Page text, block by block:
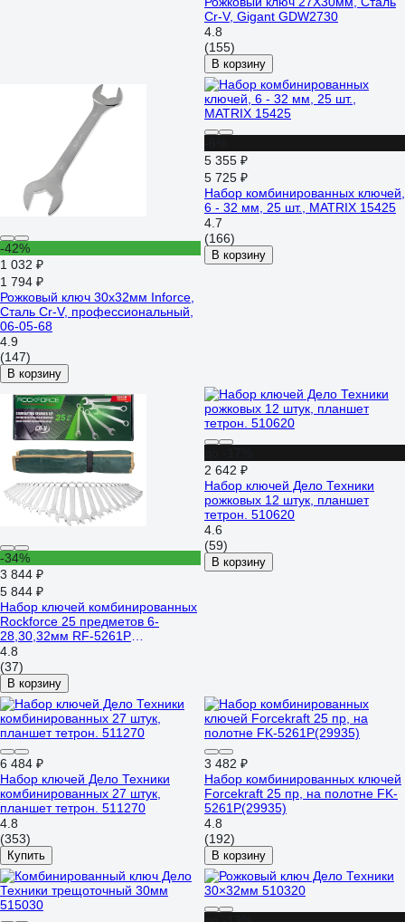
Cr-V, Gigant GDW2730
4.8
(155)
В корзину
-42%
1 032 ₽
1 794 ₽
Рожковый ключ 30x32мм Inforce,
Сталь Cr-V, профессиональный,
06-05-68
4.9
(147)
В корзину
5 355 ₽
5 725 ₽
Набор комбинированных ключей,
6 - 32 мм, 25 шт., MATRIX 15425
4.7
(166)
В корзину
-34%
3 844 ₽
5 844 ₽
Набор ключей комбинированных
Rockforce 25 предметов 6-
28,30,32мм RF-5261P
Premium(60778)
4.8
(37)
В корзину
2 642 ₽
Набор ключей Дело Техники
рожковых 12 штук, планшет
тетрон. 510620
4.6
(59)
В корзину
6 484 ₽
Набор ключей Дело Техники
комбинированных 27 штук,
планшет тетрон. 511270
4.8
(353)
Купить
3 482 ₽
Набор комбинированных ключей
Forcekraft 25 пр, на полотне FK-
5261P(29935)
4.8
(192)
В корзину